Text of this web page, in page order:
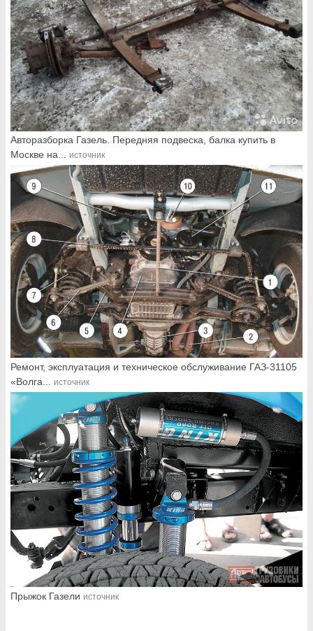
Авторазборка Газель. Передняя подвеска, балка купить в
Москве на... источник
Ремонт, эксплуатация и техническое обслуживание ГАЗ-31105
«Волга...
источник
Прыжок Газели источник